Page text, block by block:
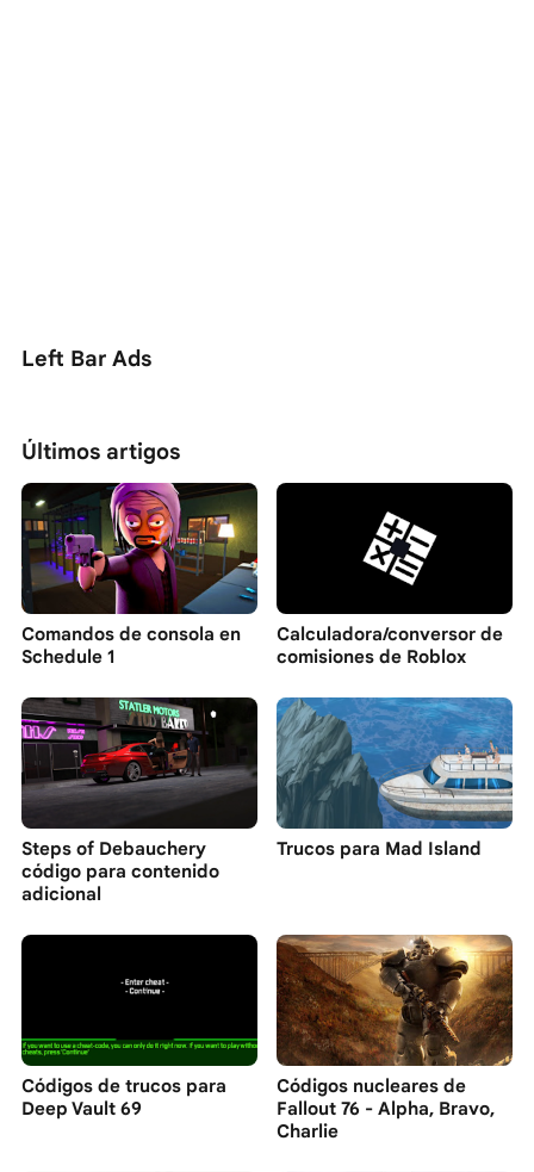
Left Bar Ads
Últimos artigos
Comandos de consola en
Schedule 1
Calculadora/conversor de
comisiones de Roblox
Steps of Debauchery
código para contenido
adicional
Trucos para Mad Island
Códigos de trucos para
Deep Vault 69
Códigos nucleares de
Fallout 76 - Alpha, Bravo,
Charlie